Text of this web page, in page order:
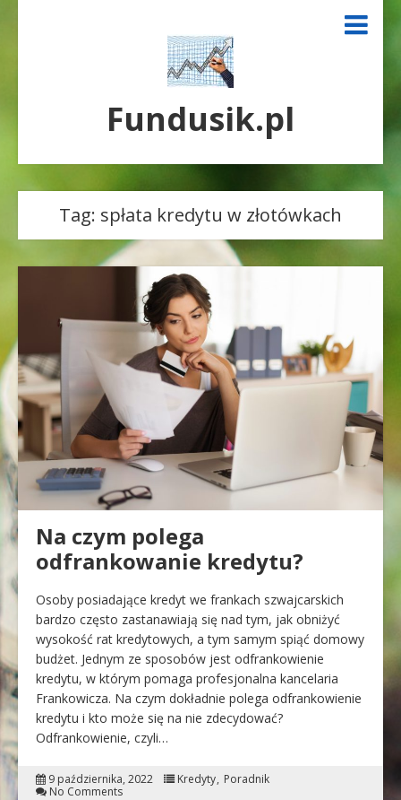
Fundusik.pl
Tag: spłata kredytu w złotówkach
Na czym polega
odfrankowanie kredytu?
Osoby posiadające kredyt we frankach szwajcarskich
bardzo często zastanawiają się nad tym, jak obniżyć
wysokość rat kredytowych, a tym samym spiąć domowy
budżet. Jednym ze sposobów jest odfrankowienie
kredytu, w którym pomaga profesjonalna kancelaria
Frankowicza. Na czym dokładnie polega odfrankowienie
kredytu i kto może się na nie zdecydować?
Odfrankowienie, czyli…
9 października, 2022 Kredyty Poradnik
No Comments